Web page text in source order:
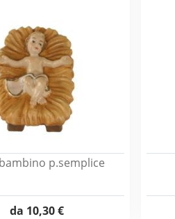
p.semplice
da 10,30 €